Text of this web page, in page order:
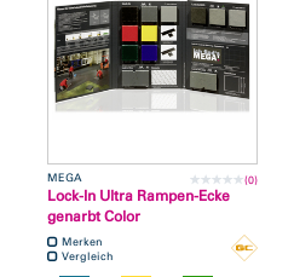
MEGA (0)
Lock-In Ultra Rampen-Ecke
genarbt Color
Merken
Vergleich